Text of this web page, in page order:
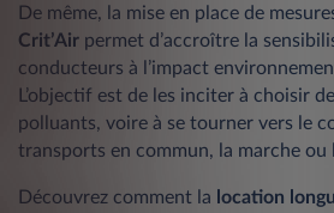
De même, la mise en place de
Crit’Air permet d’accroître la
conducteurs à l’impact
L’objectif est de les inciter à choisir
polluants, voire à se tourner vers le
transports en commun, la marche ou
Découvrez comment la location